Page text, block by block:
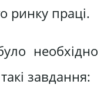
ринку праці.
необхідно
завдання: